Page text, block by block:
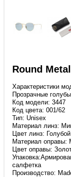
Round
Характеристики
Прозрачные
Код модели: 3447
Код цвета: 001/62
Тип: Unisex
Материал линз:
Цвет линз: Голубой
Материал оправы:
Цвет оправы:
салфетка
Производство: